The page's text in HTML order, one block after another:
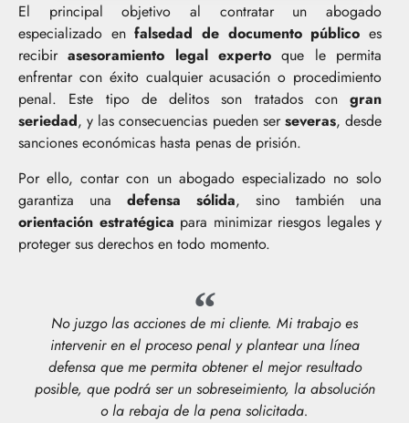
El principal objetivo al contratar un abogado
especializado enfalsedad de documento público es
recibirasesoramiento legal experto que le permita
enfrentar con éxito cualquier acusación o procedimiento
penal. Este tipo de delitos son tratados con gran
seriedad, y las consecuencias pueden serseveras, desde
sanciones económicas hasta penas de prisión.
Por ello, contar con un abogado especializado no solo
garantiza una defensa sólida, sino también una
orientación estratégica para minimizar riesgos legales y
proteger sus derechos en todo momento.
No juzgo las acciones de mi cliente. Mi trabajo es
intervenir en el proceso penal y plantear una línea
defensa que me permita obtener el mejor resultado
posible, que podrá ser un sobreseimiento, la absolución
o la rebaja de la pena solicitada.